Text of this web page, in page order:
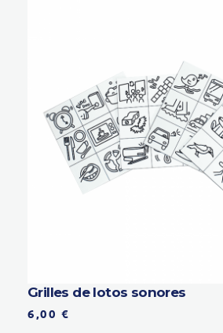
Grilles de lotos sonores
6,00 €